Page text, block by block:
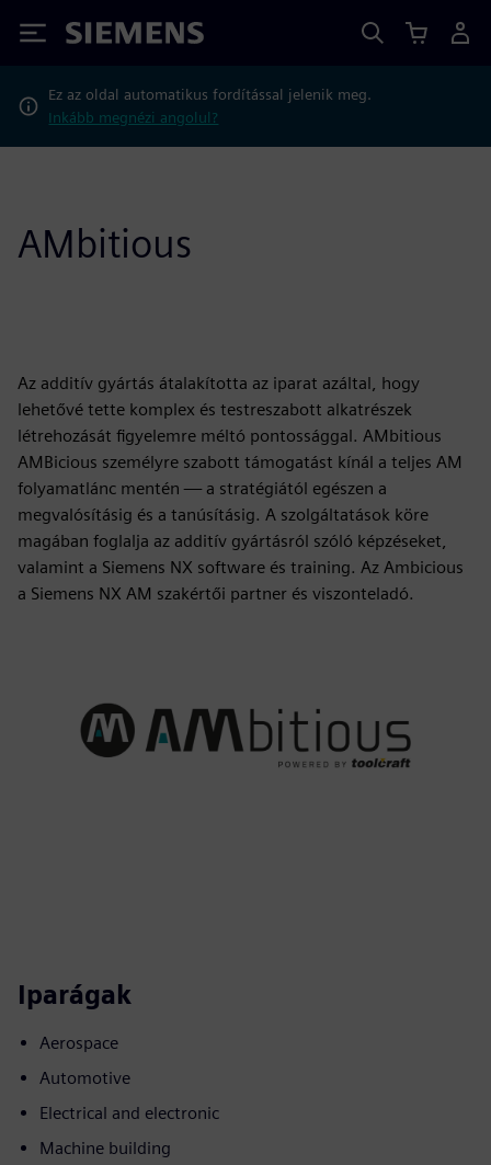
Siemens
Ez az oldal automatikus fordítással jelenik meg.
Inkább megnézi angolul?
AMbitious
Az additív gyártás átalakította az iparat azáltal, hogy
lehetővé tette komplex és testreszabott alkatrészek
létrehozását figyelemre méltó pontossággal. AMbitious
AMBicious személyre szabott támogatást kínál a teljes AM
folyamatlánc mentén — a stratégiától egészen a
megvalósításig és a tanúsításig. A szolgáltatások köre
magában foglalja az additív gyártásról szóló képzéseket,
valamint a Siemens NX software és training. Az Ambicious
a Siemens NX AM szakértői partner és viszonteladó.
Iparágak
Aerospace
Automotive
Electrical and electronic
Machine building